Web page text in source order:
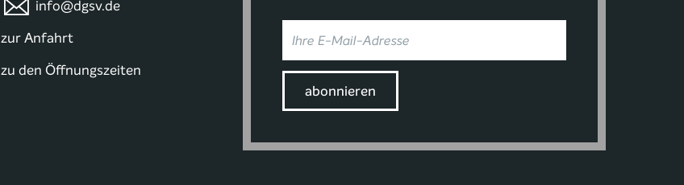
info@dgsv.de
zur Anfahrt
zu den Öffnungszeiten